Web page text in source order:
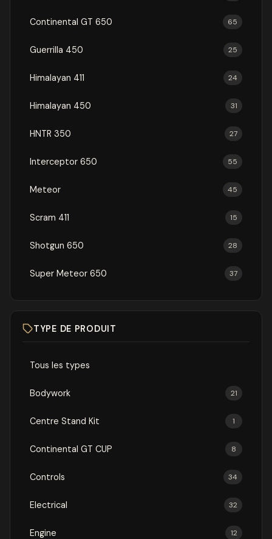
Continental GT 650 65
Guerrilla 450 25
Himalayan 411 24
Himalayan 450 31
HNTR 350 27
Interceptor 650 55
Meteor 45
Scram 411 15
Shotgun 650 28
Super Meteor 650 37
TYPE DE PRODUIT
Tous les types
Bodywork 21
Centre Stand Kit 1
Continental GT CUP 8
Controls 34
Electrical 32
Engine 12